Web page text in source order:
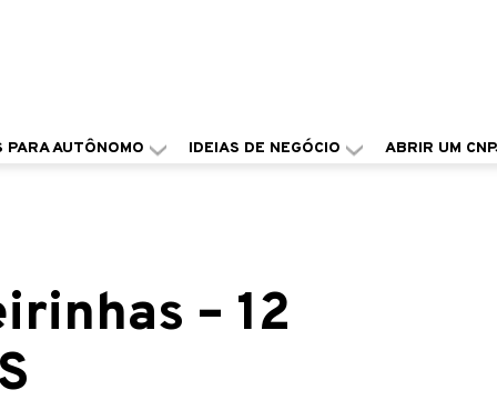
PARA AUTÔNOMO IDEIAS DE NEGÓCIO ABRIR UM
– 12